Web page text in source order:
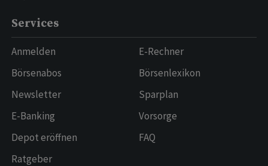
Services
Anmelden
Börsenabos
Newsletter
E-Banking
Depot eröffnen
Ratgeber
E-Rechner
Börsenlexikon
Sparplan
Vorsorge
FAQ